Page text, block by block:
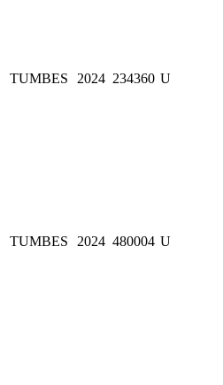
TUMBES 2024 234360 U
TUMBES 2024 480004 U